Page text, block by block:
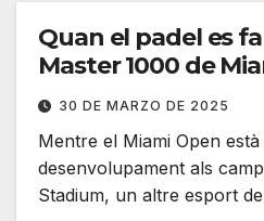
Quan el padel es
Master 1000 de
30 DE MARZO DE 2025
Mentre el Miami Open
desenvolupament als
Stadium, un altre esport